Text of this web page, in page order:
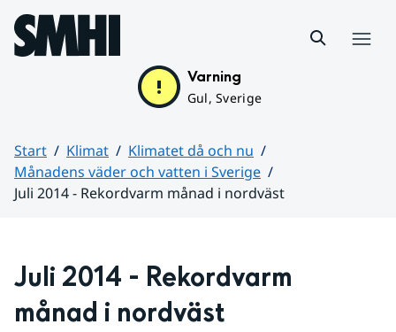
Hoppa till sidans innehåll
Varning
Gul, Sverige
Start Klimat
Klimatet då och nu
Månadens väder och vatten i Sverige
Juli 2014 - Rekordvarm månad i nordväst
Juli 2014 - Rekordvarm
månad i nordväst